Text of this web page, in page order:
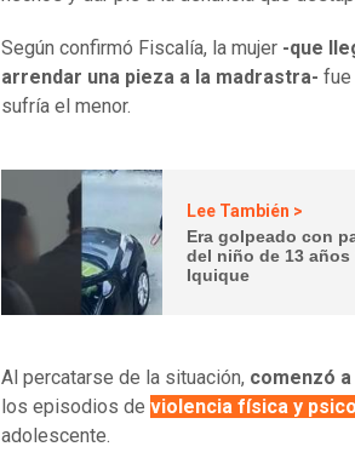
Según confirmó Fiscalía, la mujer -que
arrendar una pieza a la madrastra- fue
sufría el menor.
Lee También >
Era golpeado con
del niño de 13
Iquique
Al percatarse de la situación, comenzó
los episodios de violencia física y
adolescente.